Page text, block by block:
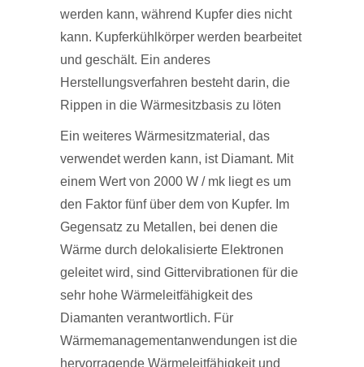
werden kann, während Kupfer dies nicht
kann. Kupferkühlkörper werden bearbeitet
und geschält. Ein anderes
Herstellungsverfahren besteht darin, die
Rippen in die Wärmesitzbasis zu löten
Ein weiteres Wärmesitzmaterial, das
verwendet werden kann, ist Diamant. Mit
einem Wert von 2000 W / mk liegt es um
den Faktor fünf über dem von Kupfer. Im
Gegensatz zu Metallen, bei denen die
Wärme durch delokalisierte Elektronen
geleitet wird, sind Gittervibrationen für die
sehr hohe Wärmeleitfähigkeit des
Diamanten verantwortlich. Für
Wärmemanagementanwendungen ist die
hervorragende Wärmeleitfähigkeit und